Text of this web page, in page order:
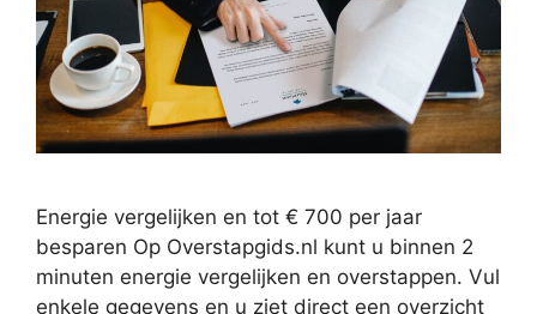
Energie vergelijken en tot € 700 per jaar
besparen Op Overstapgids.nl kunt u binnen 2
minuten energie vergelijken en overstappen. Vul
enkele gegevens en u ziet direct een overzicht